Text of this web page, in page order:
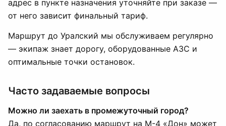
адрес в пункте назначения уточняйте при заказе —
от него зависит финальный тариф.
Маршрут до Уралский мы обслуживаем регулярно
— экипаж знает дорогу, оборудованные АЗС и
оптимальные точки остановок.
Часто задаваемые вопросы
Можно ли заехать в промежуточный город?
Да, по согласованию маршрут на М-4 «Дон» может